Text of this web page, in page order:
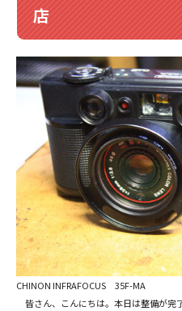
店
CHINON INFRAFOCUS 35F-MA
皆さん、こんにちは。本日は整備が完